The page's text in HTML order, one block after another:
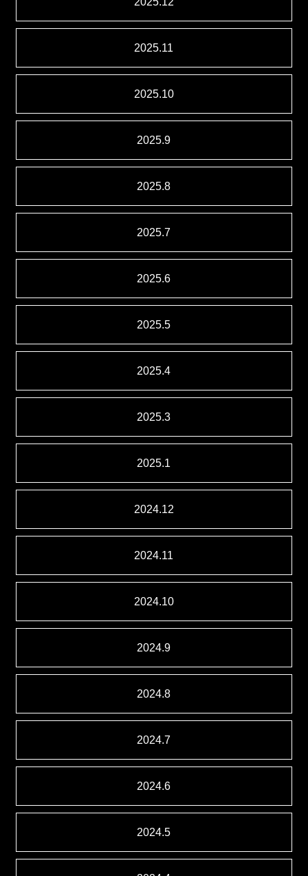
2025.11
2025.10
2025.9
2025.8
2025.7
2025.6
2025.5
2025.4
2025.3
2025.1
2024.12
2024.11
2024.10
2024.9
2024.8
2024.7
2024.6
2024.5